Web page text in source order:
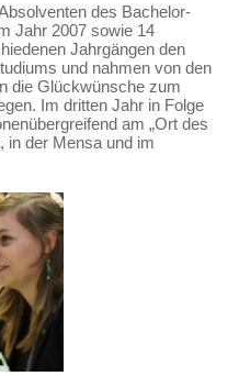
des Bachelor-
Jahr 2007 sowie 14
Jahrgängen den
und nahmen von den
die Glückwünsche zum
Im dritten Jahr in Folge
am „Ort des
in der Mensa und im